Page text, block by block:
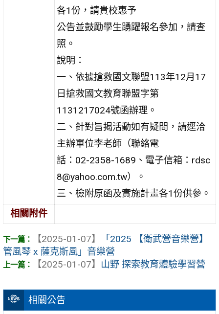
相關公告
各1份，請貴校惠予
公告並鼓勵學生踴躍報名參加，請查
照。
說明：
一、依據搶救國文聯盟113年12月17
日搶救國文教育聯盟字第
1131217024號函辦理。
二、針對旨揭活動如有疑問，請逕洽
主辦單位李老師（聯絡電
話：02-2358-1689、電子信箱：rdsc
8@yahoo.com.tw）。
三、檢附原函及實施計畫各1份供參。
相關附件
【2025-01-07】
「2025 【衛武營音樂營】
管風琴 x 薩克斯風」音樂營
【2025-01-07】 山野 探索教育體驗學習營